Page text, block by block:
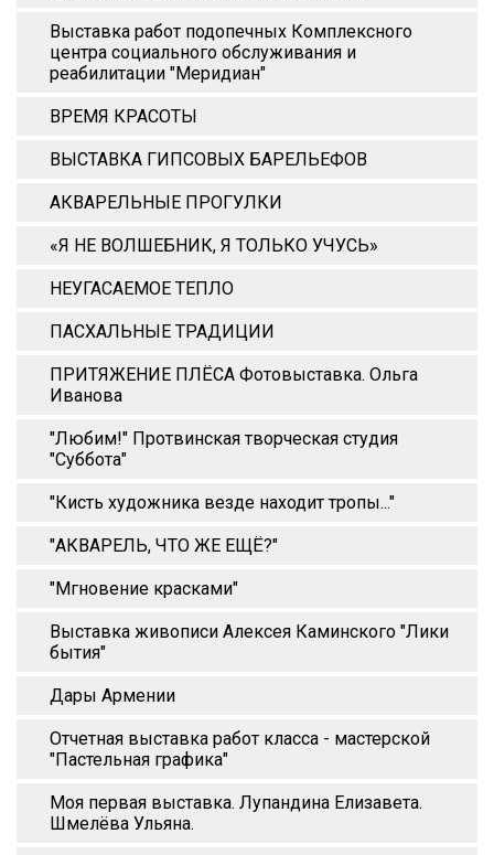
Выставка работ подопечных Комплексного
центра социального обслуживания и
реабилитации "Меридиан"
ВРЕМЯ КРАСОТЫ
ВЫСТАВКА ГИПСОВЫХ БАРЕЛЬЕФОВ
АКВАРЕЛЬНЫЕ ПРОГУЛКИ
«Я НЕ ВОЛШЕБНИК, Я ТОЛЬКО УЧУСЬ»
НЕУГАСАЕМОЕ ТЕПЛО
ПАСХАЛЬНЫЕ ТРАДИЦИИ
ПРИТЯЖЕНИЕ ПЛЁСА Фотовыставка. Ольга
Иванова
"Любим!" Протвинская творческая студия
"Суббота"
"Кисть художника везде находит тропы..."
"АКВАРЕЛЬ, ЧТО ЖЕ ЕЩЁ?"
"Мгновение красками"
Выставка живописи Алексея Каминского "Лики
бытия"
Дары Армении
Отчетная выставка работ класса - мастерской
"Пастельная графика"
Моя первая выставка. Лупандина Елизавета.
Шмелёва Ульяна.